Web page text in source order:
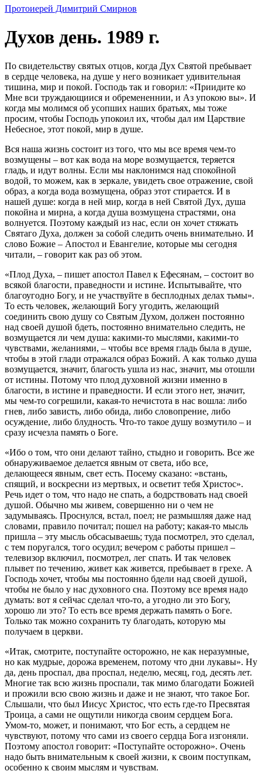
Протоиерей Димитрий Смирнов
Духов день. 1989 г.
По свидетельству святых отцов, когда Дух Святой пребывает
в сердце человека, на душе у него возникает удивительная
тишина, мир и покой. Господь так и говорил: «Приидите ко
Мне вси труждающиися и обремененнии, и Аз упокою вы». И
когда мы молимся об усопших наших братьях, мы тоже
просим, чтобы Господь упокоил их, чтобы дал им Царствие
Небесное, этот покой, мир в душе.
Вся наша жизнь состоит из того, что мы все время чем-то
возмущены – вот как вода на море возмущается, теряется
гладь, и идут волны. Если мы наклонимся над спокойной
водой, то можем, как в зеркале, увидеть свое отражение, свой
образ, а когда вода возмущена, образ этот стирается. И в
нашей душе: когда в ней мир, когда в ней Святой Дух, душа
покойна и мирна, а когда душа возмущена страстями, она
волнуется. Поэтому каждый из нас, если он хочет стяжать
Святаго Духа, должен за собой следить очень внимательно. И
слово Божие – Апостол и Евангелие, которые мы сегодня
читали, – говорит как раз об этом.
«Плод Духа, – пишет апостол Павел к Ефесянам, – состоит во
всякой благости, праведности и истине. Испытывайте, что
благоугодно Богу, и не участвуйте в бесплодных делах тьмы».
То есть человек, желающий Богу угодить, желающий
соединить свою душу со Святым Духом, должен постоянно
над своей душой бдеть, постоянно внимательно следить, не
возмущается ли чем душа: какими-то мыслями, какими-то
чувствами, желаниями, – чтобы все время гладь была в душе,
чтобы в этой глади отражался образ Божий. А как только душа
возмущается, значит, благость ушла из нас, значит, мы отошли
от истины. Потому что плод духовной жизни именно в
благости, в истине и праведности. И если этого нет, значит,
мы чем-то согрешили, какая-то нечистота в нас вошла: либо
гнев, либо зависть, либо обида, либо словопрение, либо
осуждение, либо блудность. Что-то такое душу возмутило – и
сразу исчезла память о Боге.
«Ибо о том, что они делают тайно, стыдно и говорить. Все же
обнаруживаемое делается явным от света, ибо все,
делающееся явным, свет есть. Посему сказано: «встань,
спящий, и воскресни из мертвых, и осветит тебя Христос».
Речь идет о том, что надо не спать, а бодрствовать над своей
душой. Обычно мы живем, совершенно ни о чем не
задумываясь. Проснулся, встал, поел; не размышляя даже над
словами, правило почитал; пошел на работу; какая-то мысль
пришла – эту мысль обсасываешь; туда посмотрел, это сделал,
с тем поругался, того осудил; вечером с работы пришел –
телевизор включил, посмотрел, лег спать. И так человек
плывет по течению, живет как живется, пребывает в грехе. А
Господь хочет, чтобы мы постоянно бдели над своей душой,
чтобы не было у нас духовного сна. Поэтому все время надо
думать: вот я сейчас сделал что-то, а угодно ли это Богу,
хорошо ли это? То есть все время держать память о Боге.
Только так можно сохранить ту благодать, которую мы
получаем в церкви.
«Итак, смотрите, поступайте осторожно, не как неразумные,
но как мудрые, дорожа временем, потому что дни лукавы». Ну
да, день проспал, два проспал, неделю, месяц, год, десять лет.
Многие так всю жизнь проспали, так мимо благодати Божией
и прожили всю свою жизнь и даже и не знают, что такое Бог.
Слышали, что был Иисус Христос, что есть где-то Пресвятая
Троица, а сами не ощутили никогда своим сердцем Бога.
Умом-то, может, и понимают, что Бог есть, а сердцем не
чувствуют, потому что сами из своего сердца Бога изгоняли.
Поэтому апостол говорит: «Поступайте осторожно». Очень
надо быть внимательным к своей жизни, к своим поступкам,
особенно к своим мыслям и чувствам.